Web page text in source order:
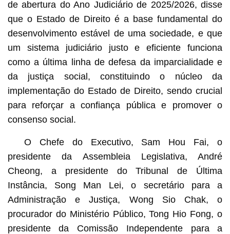
de abertura do Ano Judiciário de 2025/2026, disse
que o Estado de Direito é a base fundamental do
desenvolvimento estável de uma sociedade, e que
um sistema judiciário justo e eficiente funciona
como a última linha de defesa da imparcialidade e
da justiça social, constituindo o núcleo da
implementação do Estado de Direito, sendo crucial
para reforçar a confiança pública e promover o
consenso social.
O Chefe do Executivo, Sam Hou Fai, o
presidente da Assembleia Legislativa, André
Cheong, a presidente do Tribunal de Última
Instância, Song Man Lei, o secretário para a
Administração e Justiça, Wong Sio Chak, o
procurador do Ministério Público, Tong Hio Fong, o
presidente da Comissão Independente para a